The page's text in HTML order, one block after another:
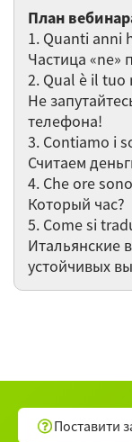
Le
I
Остальные 21
План
1. Quanti anni
Частица «ne»
2. Qual è il
Не
телефона!
3. Contiamo i
Считаем
4. Сhe ore
Который час?
5. Come si
Итальянские
устойчивых
Поставити